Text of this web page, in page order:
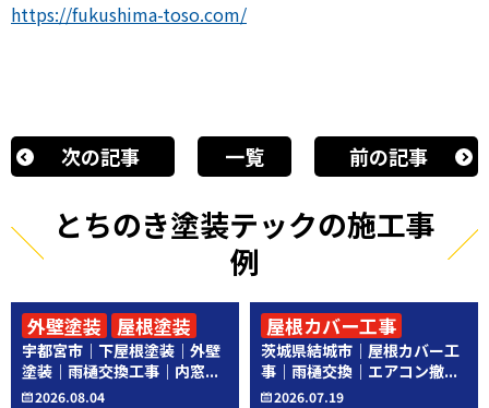
https://fukushima-toso.com/
次の記事 一覧 前の記事
とちのき塗装テックの施工事
例
宇都宮市｜下屋根塗装｜外壁
塗装｜雨樋交換工事｜内窓...
2026.08.04
外壁塗装
屋根塗装
その他工事
茨城県結城市｜屋根カバー工
事｜雨樋交換｜エアコン撤...
2026.07.19
屋根カバー工事
その他工事